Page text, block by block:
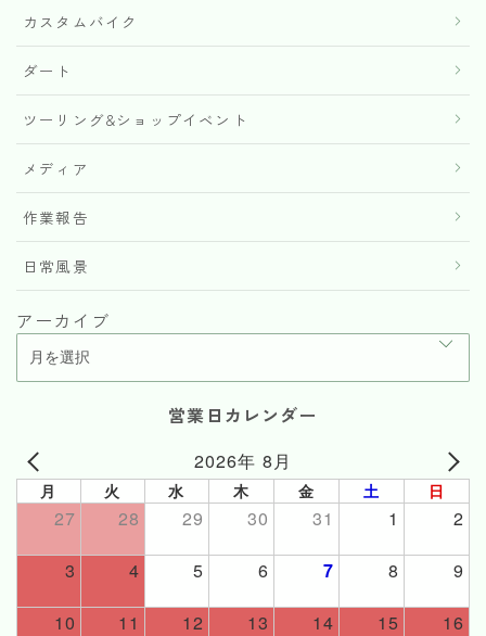
カスタムバイク
ダート
ツーリング&ショップイベント
メディア
作業報告
日常風景
アーカイブ
営業日カレンダー
2026年 8月
月 火 水 木 金 土 日
27 28 29 30 31 1 2
3 4 5 6 7 8 9
10 11 12 13 14 15 16